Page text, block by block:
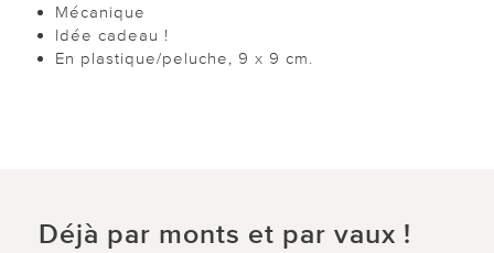
Mécanique
Idée cadeau !
En plastique/peluche, 9 x 9 cm.
Déjà par monts et par vaux !